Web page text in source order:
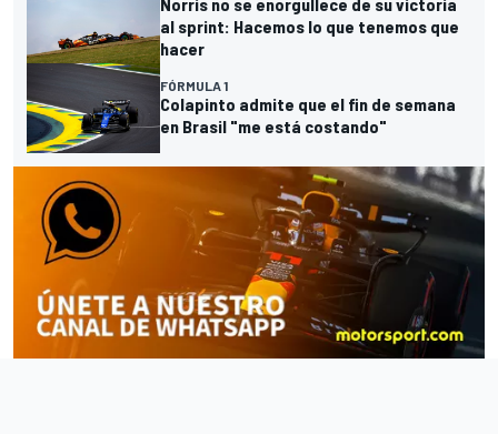
al sprint: Hacemos lo que tenemos que
hacer
FÓRMULA 1
Colapinto admite que el fin de semana
en Brasil "me está costando"